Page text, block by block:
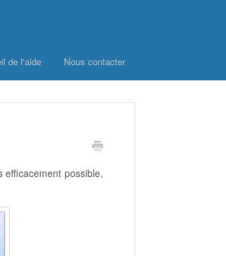
de l'aide Nous contacter
efficacement possible,